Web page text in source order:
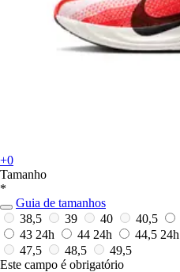
+0
Tamanho
*
Guia de tamanhos
38,5
39 40 40,5
43 24h 44 24h 44,5 24h
47,5
48,5
49,5
Este campo é obrigatório